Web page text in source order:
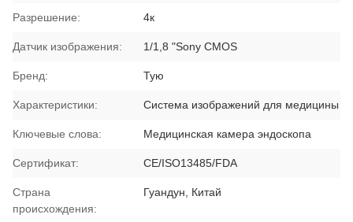
Разрешение: 4к
Датчик изображения: 1/1,8 "Sony CMOS
Бренд: Тую
Характеристики: Система изображений для медицины
Ключевые слова: Медицинская камера эндоскопа
Сертификат: CE/ISO13485/FDA
Страна
происхождения:
Гуандун, Китай